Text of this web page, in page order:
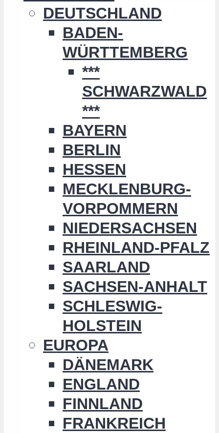
DEUTSCHLAND
BADEN-
WÜRTTEMBERG
***
SCHWARZWALD
***
BAYERN
BERLIN
HESSEN
MECKLENBURG-
VORPOMMERN
NIEDERSACHSEN
RHEINLAND-PFALZ
SAARLAND
SACHSEN-ANHALT
SCHLESWIG-
HOLSTEIN
EUROPA
DÄNEMARK
ENGLAND
FINNLAND
FRANKREICH